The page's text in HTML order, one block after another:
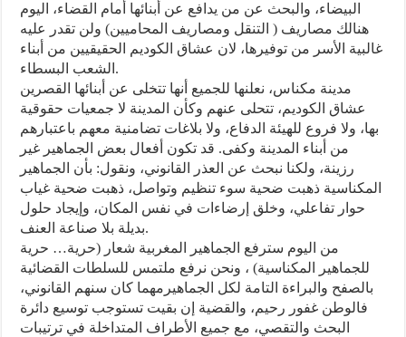
البيضاء، والبحث عن من يدافع عن أبنائها أمام القضاء، اليوم
هنالك مصاريف ( التنقل ومصاريف المحاميين) ولن تقدر عليه
غالبية الأسر من توفيرها، لان عشاق الكوديم الحقيقيين من أبناء
الشعب البسطاء.
مدينة مكناس، نعلنها للجميع أنها تتخلى عن أبنائها القصرين
عشاق الكوديم، تتحلى عنهم وكأن المدينة لا جمعيات حقوقية
بها، ولا فروع للهيئة الدفاع، ولا بلاغات تضامنية معهم باعتبارهم
من أبناء المدينة وكفى. قد تكون أفعال بعض الجماهير غير
رزينة، ولكنا نبحث عن العذر القانوني، ونقول: بأن الجماهير
المكناسية ذهبت ضحية سوء تنظيم وتواصل، ذهبت ضحية غياب
حوار تفاعلي، وخلق إرضاءات في نفس المكان، وإيجاد حلول
بديلة بلا صناعة العنف.
من اليوم سترفع الجماهير المغربية شعار (حرية… حرية
للجماهير المكناسية) ، ونحن نرفع ملتمس للسلطات القضائية
بالصفح والبراءة التامة لكل الجماهيرمهما كان سنهم القانوني،
فالوطن غفور رحيم، والقضية إن بقيت تستوجب توسيع دائرة
البحث والتقصي، مع جميع الأطراف المتداخلة في ترتيبات